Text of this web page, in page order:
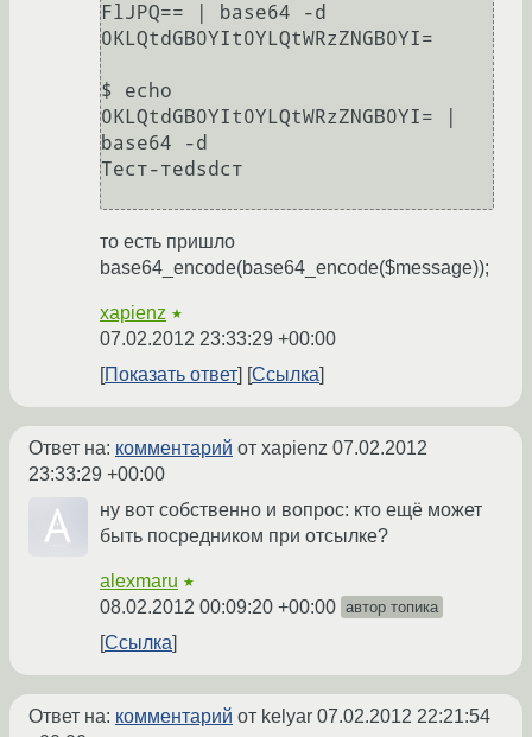
FlJPQ== | base64 -d
0KLQtdGB0YIt0YLQtWRzZNGB0YI=
$ echo
0KLQtdGB0YIt0YLQtWRzZNGB0YI= |
base64 -d
Тест-теdsdст
то есть пришло
base64_encode(base64_encode($message));
xapienz ★
07.02.2012 23:33:29 +00:00
Показать ответ
Ссылка
Ответ на: комментарий от xapienz 07.02.2012
23:33:29 +00:00
ну вот собственно и вопрос: кто ещё может
быть посредником при отсылке?
alexmaru ★
08.02.2012 00:09:20 +00:00 автор топика
Ссылка
Ответ на: комментарий от kelyar 07.02.2012 22:21:54